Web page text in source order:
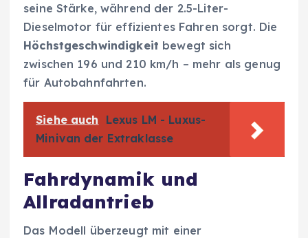
seine Stärke, während der 2.5-Liter-
Dieselmotor für effizientes Fahren sorgt. Die
Höchstgeschwindigkeit bewegt sich
zwischen 196 und 210 km/h – mehr als genug
für Autobahnfahrten.
Siehe auch
Lexus LM - Luxus-
Minivan der Extraklasse
Fahrdynamik und
Allradantrieb
Das Modell überzeugt mit einer